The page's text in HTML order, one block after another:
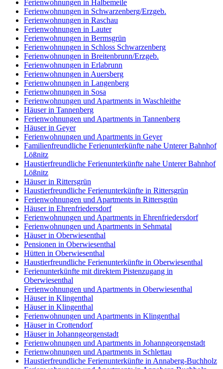
Ferienwohnungen in Halbemeile
Ferienwohnungen in Schwarzenberg/Erzgeb.
Ferienwohnungen in Raschau
Ferienwohnungen in Lauter
Ferienwohnungen in Bermsgrün
Ferienwohnungen in Schloss Schwarzenberg
Ferienwohnungen in Breitenbrunn/Erzgeb.
Ferienwohnungen in Erlabrunn
Ferienwohnungen in Auersberg
Ferienwohnungen in Langenberg
Ferienwohnungen in Sosa
Ferienwohnungen und Apartments in Waschleithe
Häuser in Tannenberg
Ferienwohnungen und Apartments in Tannenberg
Häuser in Geyer
Ferienwohnungen und Apartments in Geyer
Familienfreundliche Ferienunterkünfte nahe Unterer Bahnhof
Lößnitz
Haustierfreundliche Ferienunterkünfte nahe Unterer Bahnhof
Lößnitz
Häuser in Rittersgrün
Haustierfreundliche Ferienunterkünfte in Rittersgrün
Ferienwohnungen und Apartments in Rittersgrün
Häuser in Ehrenfriedersdorf
Ferienwohnungen und Apartments in Ehrenfriedersdorf
Ferienwohnungen und Apartments in Sehmatal
Häuser in Oberwiesenthal
Pensionen in Oberwiesenthal
Hütten in Oberwiesenthal
Haustierfreundliche Ferienunterkünfte in Oberwiesenthal
Ferienunterkünfte mit direktem Pistenzugang in
Oberwiesenthal
Ferienwohnungen und Apartments in Oberwiesenthal
Häuser in Klingenthal
Häuser in Klingenthal
Ferienwohnungen und Apartments in Klingenthal
Häuser in Crottendorf
Häuser in Johanngeorgenstadt
Ferienwohnungen und Apartments in Johanngeorgenstadt
Ferienwohnungen und Apartments in Schlettau
Haustierfreundliche Ferienunterkünfte in Annaberg-Buchholz